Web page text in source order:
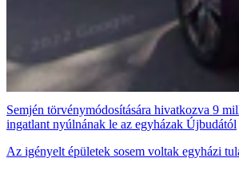
Semjén törvénymódosítására hivatkozva 9
ingatlant nyúlnának le az egyházak Újbudától
Az igényelt épületek sosem voltak egyházi